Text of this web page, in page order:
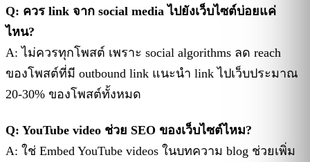
Q: ควร link จาก social media ไปยังเว็บไซต์บ่อยแค่
ไหน?
A: ไม่ควรทุกโพสต์ เพราะ social algorithms ลด reach
ของโพสต์ที่มี outbound link แนะนำ link ไปเว็บประมาณ
20-30% ของโพสต์ทั้งหมด
Q: YouTube video ช่วย SEO ของเว็บไซต์ไหม?
A: ใช่ Embed YouTube videos ในบทความ blog ช่วยเพิ่ม